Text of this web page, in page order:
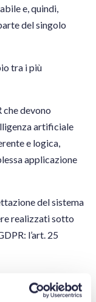
e, quindi,
del singolo
tra i più
che devono
artificiale
e logica,
applicazione
del sistema
realizzati sotto
l’art. 25